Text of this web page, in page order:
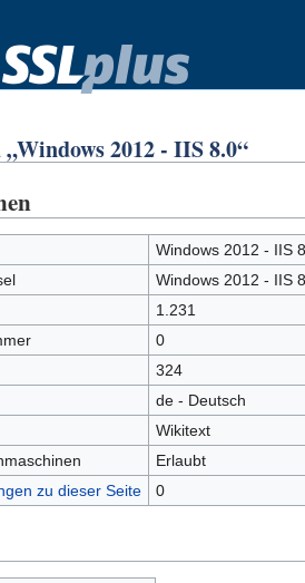
2012 - IIS 8.0“
Windows 2012 - IIS
Windows 2012 - IIS
1.231
0
324
de - Deutsch
Wikitext
Erlaubt
zu dieser Seite
0